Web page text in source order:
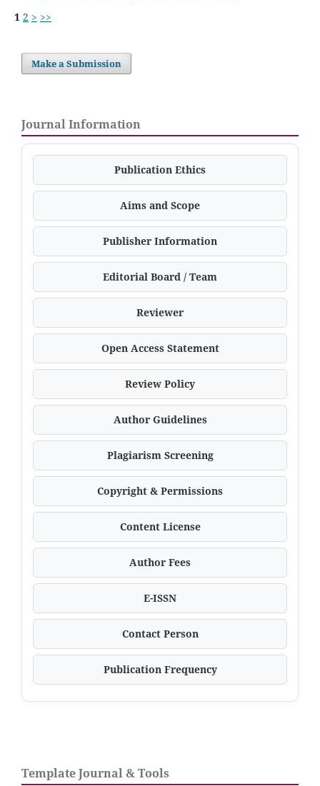
1 2 > >>
Make a Submission
Journal Information
Publication Ethics
Aims and Scope
Publisher Information
Editorial Board / Team
Reviewer
Open Access Statement
Review Policy
Author Guidelines
Plagiarism Screening
Copyright & Permissions
Content License
Author Fees
E-ISSN
Contact Person
Publication Frequency
Template Journal & Tools